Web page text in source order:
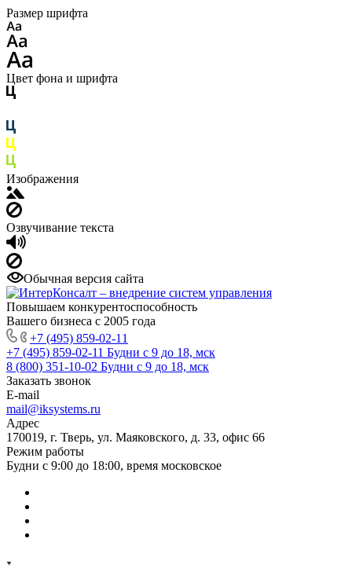
Размер шрифта
Цвет фона и шрифта
Изображения
Озвучивание текста
Обычная версия сайта
Повышаем конкурентоспособность
Вашего бизнеса с 2005 года
+7 (495) 859-02-11
+7 (495) 859-02-11 Будни с 9 до 18, мск
8 (800) 351-10-02 Будни с 9 до 18, мск
Заказать звонок
E-mail
mail@iksystems.ru
Адрес
170019, г. Тверь, ул. Маяковского, д. 33, офис 66
Режим работы
Будни с 9:00 до 18:00, время московское